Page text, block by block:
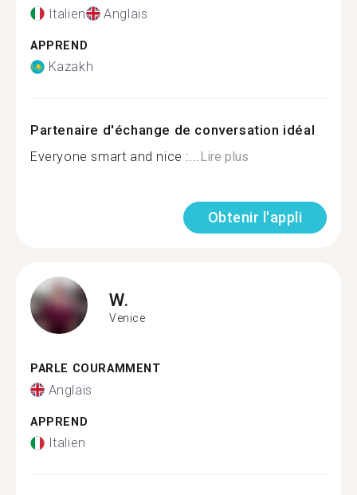
Italien Anglais
APPREND
Kazakh
Partenaire d'échange de conversation idéal
Everyone smart and nice :...Lire plus
Obtenir l'appli
W.
Venice
PARLE COURAMMENT
Anglais
APPREND
Italien